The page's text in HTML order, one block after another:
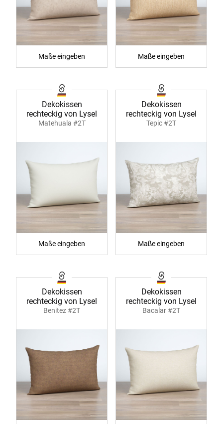
Maße eingeben Maße eingeben
Dekokissen
rechteckig von Lysel
Matehuala #2T
Maße eingeben
Dekokissen
rechteckig von Lysel
Tepic #2T
Maße eingeben
Dekokissen
rechteckig von Lysel
Benitez #2T
Dekokissen
rechteckig von Lysel
Bacalar #2T